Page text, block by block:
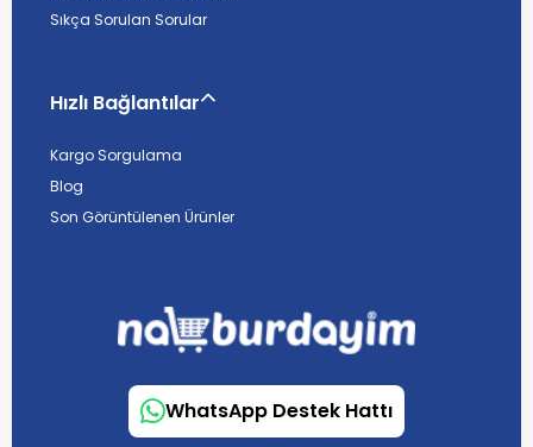
Sıkça Sorulan Sorular
Hızlı Bağlantılar
Kargo Sorgulama
Blog
Son Görüntülenen Ürünler
WhatsApp Destek Hattı